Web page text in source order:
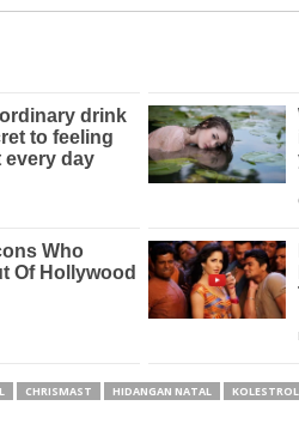
CHRISMAST HIDANGAN NATAL KOLESTROL